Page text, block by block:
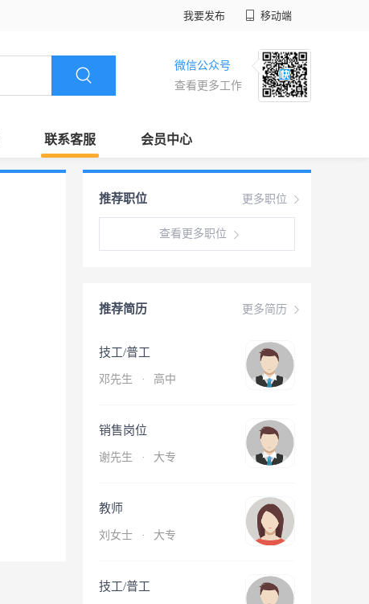
我要发布 移动端
微信公众号
查看更多工作
联系客服 会员中心
更多职位
推荐职位
查看更多职位
更多简历
推荐简历
技工/普工
邓先生 · 高中
销售岗位
谢先生 · 大专
教师
刘女士 · 大专
技工/普工